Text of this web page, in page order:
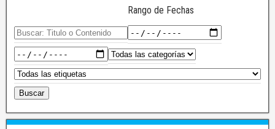
Rango de Fechas